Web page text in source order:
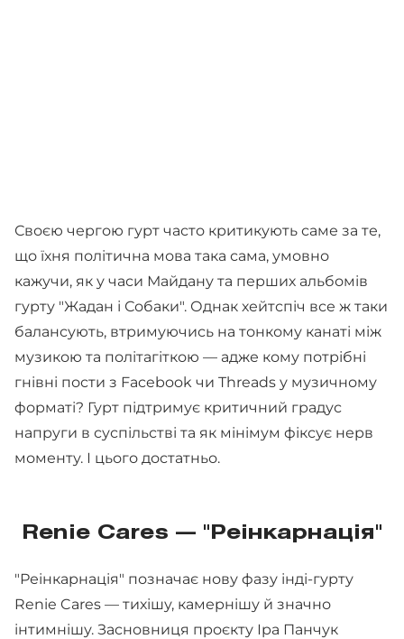
Своєю чергою гурт часто критикують саме за те,
що їхня політична мова така сама, умовно
кажучи, як у часи Майдану та перших альбомів
гурту "Жадан і Собаки". Однак хейтспіч все ж таки
балансують, втримуючись на тонкому канаті між
музикою та політагіткою — адже кому потрібні
гнівні пости з Facebook чи Threads у музичному
форматі? Гурт підтримує критичний градус
напруги в суспільстві та як мінімум фіксує нерв
моменту. І цього достатньо.
Renie Cares — "Реінкарнація"
"Реінкарнація" позначає нову фазу інді-гурту
Renie Cares — тихішу, камернішу й значно
інтимнішу. Засновниця проєкту Іра Панчук